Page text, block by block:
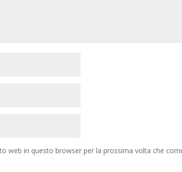
web in questo browser per la prossima volta che